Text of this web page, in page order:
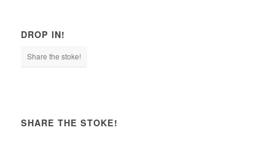
DROP IN!
Share the stoke!
SHARE THE STOKE!